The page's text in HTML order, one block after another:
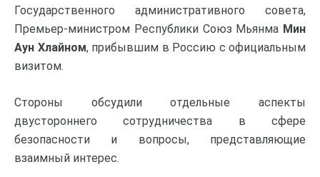
Государственного административного совета,
Премьер-министром Республики Союз Мьянма Мин
Аун Хлайном, прибывшим в Россию с официальным
визитом.
Стороны обсудили отдельные аспекты
двустороннего сотрудничества в сфере
безопасности и вопросы, представляющие
взаимный интерес.